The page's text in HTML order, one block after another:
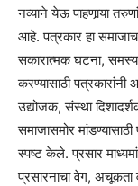
नव्याने येऊ पाहणार्‍या
आहे. पत्रकार हा
सकारात्मक घटना,
करण्यासाठी
उद्योजक, संस्था
समाजासमोर
स्पष्ट केले. प्रसार
प्रसारनाचा वेग, अचूकता